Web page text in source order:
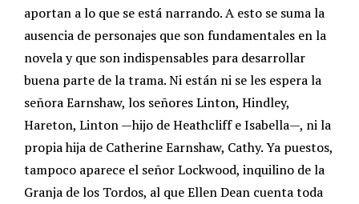
aportan a lo que se está narrando. A esto se suma la
ausencia de personajes que son fundamentales en la
novela y que son indispensables para desarrollar
buena parte de la trama. Ni están ni se les espera la
señora Earnshaw, los señores Linton, Hindley,
Hareton, Linton —hijo de Heathcliff e Isabella—, ni la
propia hija de Catherine Earnshaw, Cathy. Ya puestos,
tampoco aparece el señor Lockwood, inquilino de la
Granja de los Tordos, al que Ellen Dean cuenta toda